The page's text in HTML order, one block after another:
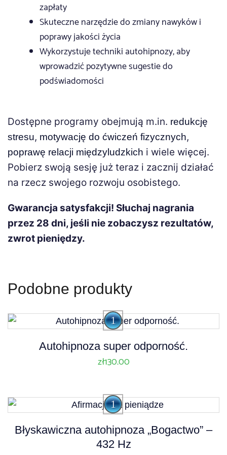
zapłaty
Skuteczne narzędzie do zmiany nawyków i
poprawy jakości życia
Wykorzystuje techniki autohipnozy, aby
wprowadzić pozytywne sugestie do
podświadomości
Dostępne programy obejmują m.in. redukcję
stresu, motywację do ćwiczeń fizycznych,
poprawę relacji międzyludzkich i wiele więcej.
Pobierz swoją sesję już teraz i zacznij działać
na rzecz swojego rozwoju osobistego.
Gwarancja satysfakcji! Słuchaj nagrania
przez 28 dni, jeśli nie zobaczysz rezultatów,
zwrot pieniędzy.
Podobne produkty
A
u
o
P
l
a
Autohipnoza super odporność.
zł130.00
A
u
Błyskawiczna autohipnoza „Bogactwo” –
432 Hz